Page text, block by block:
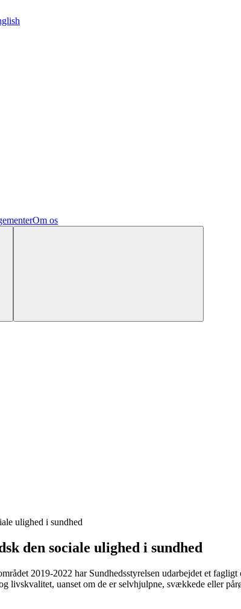
Om os
ulighed i sundhed
den sociale ulighed i sundhed
2019-2022 har Sundhedsstyrelsen udarbejdet et
livskvalitet, uanset om de er selvhjulpne, svækkede eller